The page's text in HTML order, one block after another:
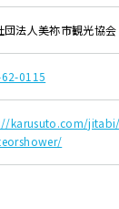
団法人美祢市観光協会
0115
karusuto.com/